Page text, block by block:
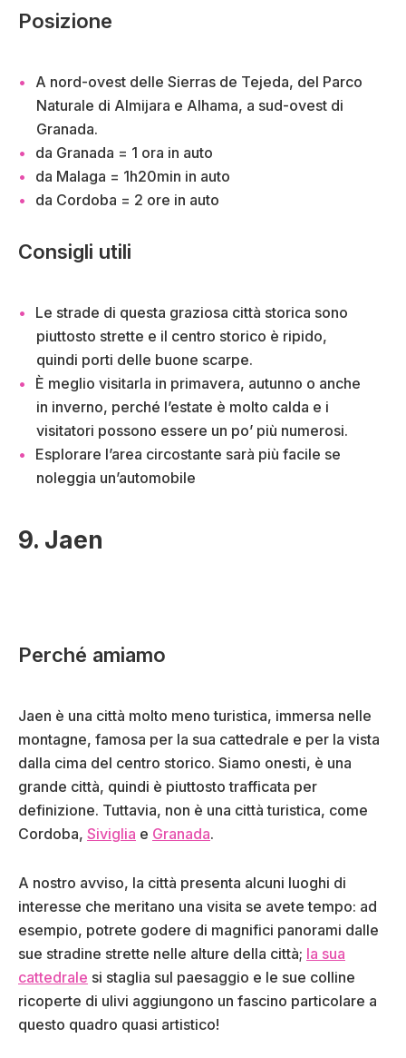
Posizione
A nord-ovest delle Sierras de Tejeda, del Parco
Naturale di Almijara e Alhama, a sud-ovest di
Granada.
da Granada = 1 ora in auto
da Malaga = 1h20min in auto
da Cordoba = 2 ore in auto
Consigli utili
Le strade di questa graziosa città storica sono
piuttosto strette e il centro storico è ripido,
quindi porti delle buone scarpe.
È meglio visitarla in primavera, autunno o anche
in inverno, perché l’estate è molto calda e i
visitatori possono essere un po’ più numerosi.
Esplorare l’area circostante sarà più facile se
noleggia un’automobile
9. Jaen
Perché amiamo
Jaen è una città molto meno turistica, immersa nelle
montagne, famosa per la sua cattedrale e per la vista
dalla cima del centro storico. Siamo onesti, è una
grande città, quindi è piuttosto trafficata per
definizione. Tuttavia, non è una città turistica, come
Cordoba, Siviglia e Granada.
A nostro avviso, la città presenta alcuni luoghi di
interesse che meritano una visita se avete tempo: ad
esempio, potrete godere di magnifici panorami dalle
sue stradine strette nelle alture della città; la sua
cattedrale si staglia sul paesaggio e le sue colline
ricoperte di ulivi aggiungono un fascino particolare a
questo quadro quasi artistico!